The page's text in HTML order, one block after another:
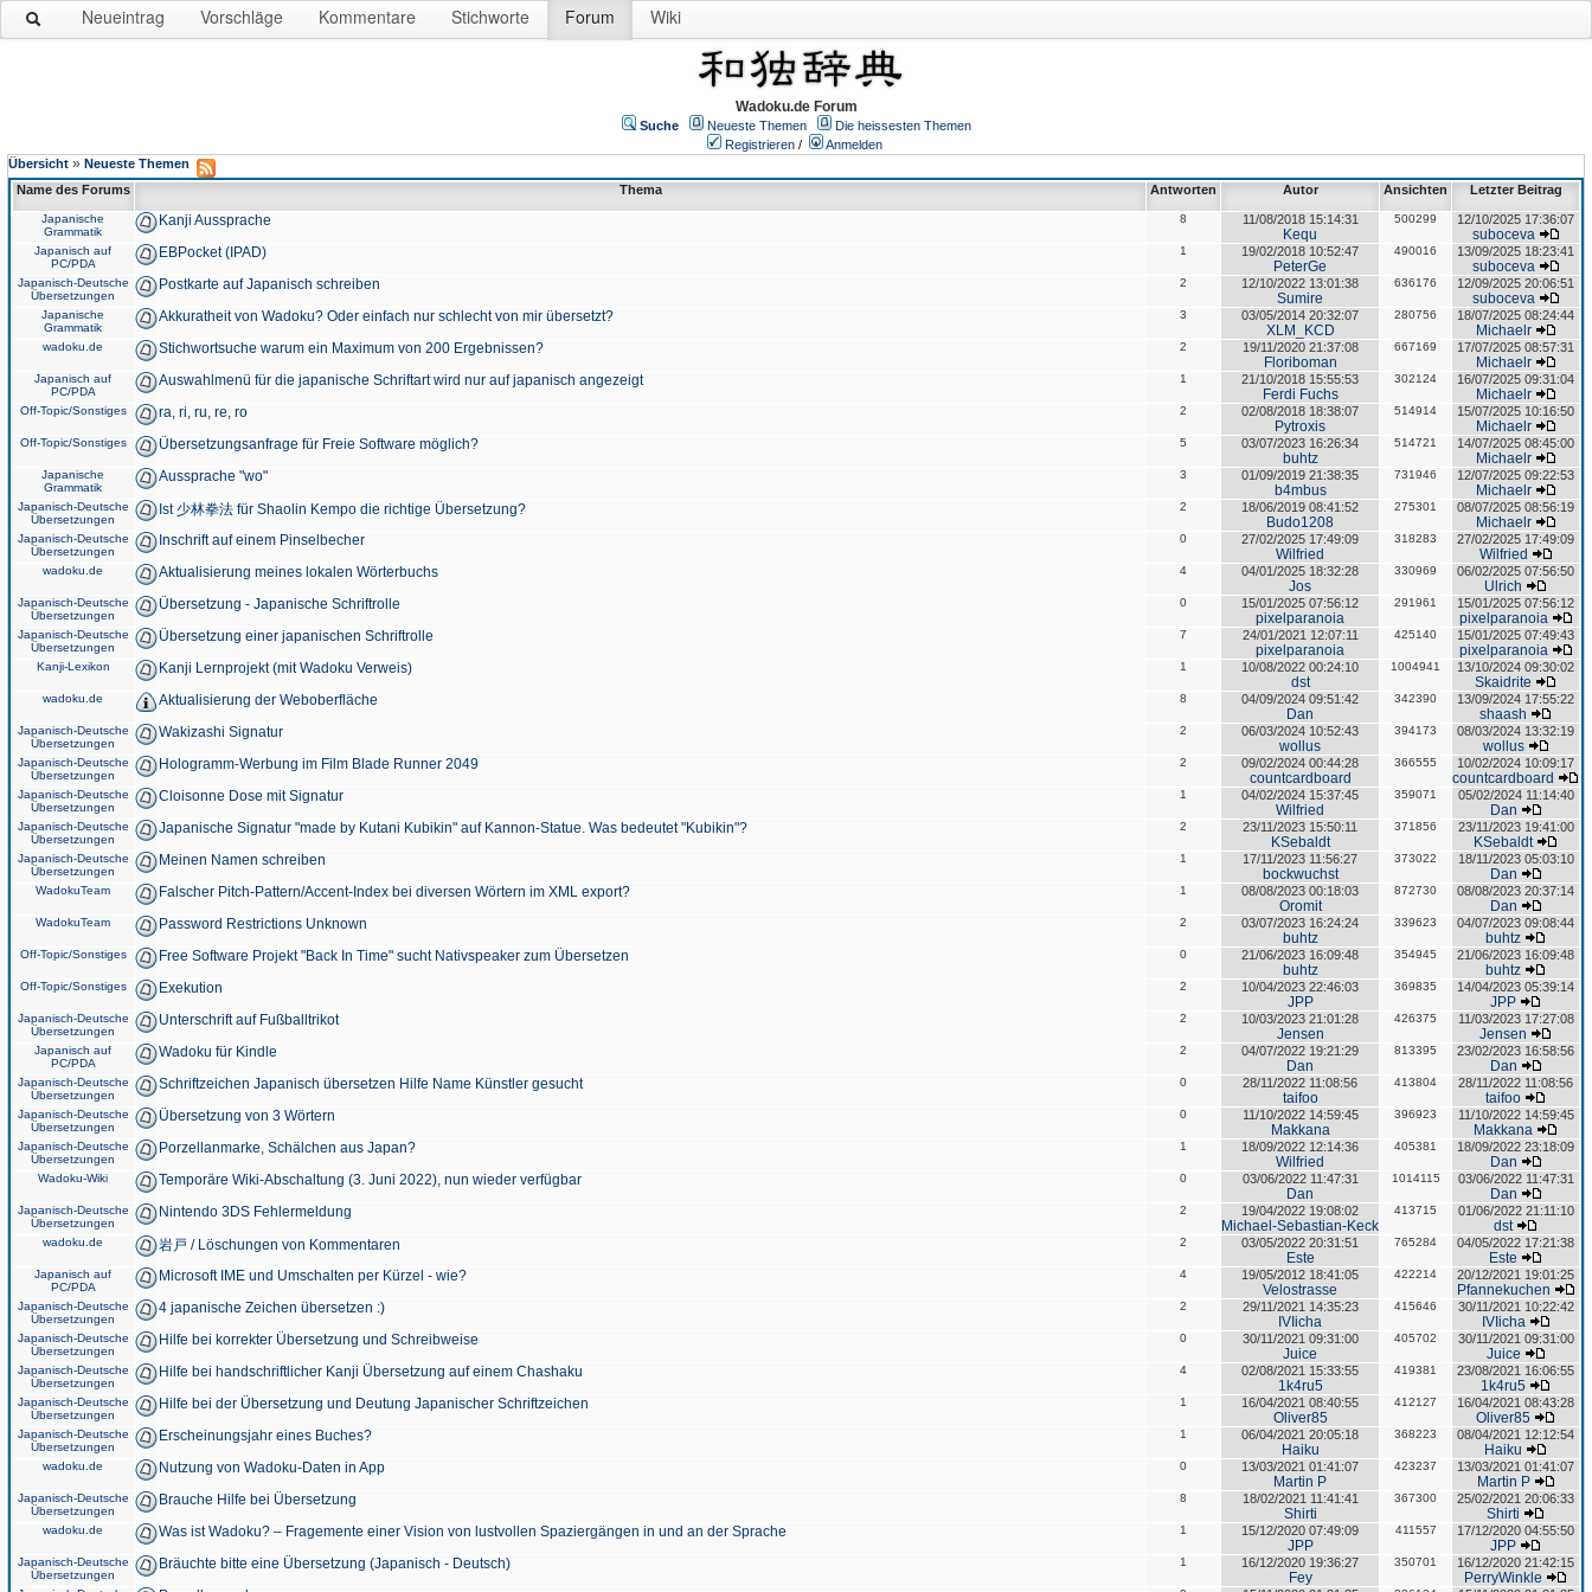
Neueintrag Vorschläge Kommentare Stichworte Forum Wiki
Wadoku.de Forum
Suche Neueste Themen
Die heissesten Themen
Registrieren /
Anmelden
Übersicht » Neueste Themen
Name des Forums
Thema Antworten Autor Ansichten Letzter Beitrag
Japanische
Grammatik
Kanji Aussprache 8 11/08/2018 15:14:31
Kequ
500299 12/10/2025 17:36:07
suboceva
Japanisch auf
PC/PDA
EBPocket (IPAD) 1 19/02/2018 10:52:47
PeterGe
490016 13/09/2025 18:23:41
suboceva
Japanisch-Deutsche
Übersetzungen
Postkarte auf Japanisch schreiben 2 12/10/2022 13:01:38
Sumire
636176 12/09/2025 20:06:51
suboceva
Japanische
Grammatik
Akkuratheit von Wadoku? Oder einfach nur schlecht von mir übersetzt? 3 03/05/2014 20:32:07
XLM_KCD
280756 18/07/2025 08:24:44
Michaelr
wadoku.de Stichwortsuche warum ein Maximum von 200 Ergebnissen? 2 19/11/2020 21:37:08
Floriboman
667169 17/07/2025 08:57:31
Michaelr
Japanisch auf
PC/PDA
Auswahlmenü für die japanische Schriftart wird nur auf japanisch angezeigt 1 21/10/2018 15:55:53
Ferdi Fuchs
302124 16/07/2025 09:31:04
Michaelr
Off-Topic/Sonstiges ra, ri, ru, re, ro 2 02/08/2018 18:38:07
Pytroxis
514914 15/07/2025 10:16:50
Michaelr
Off-Topic/Sonstiges Übersetzungsanfrage für Freie Software möglich? 5 03/07/2023 16:26:34
buhtz
514721 14/07/2025 08:45:00
Michaelr
Japanische
Grammatik
Aussprache "wo" 3 01/09/2019 21:38:35
b4mbus
731946 12/07/2025 09:22:53
Michaelr
Japanisch-Deutsche
Übersetzungen
Ist 少林拳法 für Shaolin Kempo die richtige Übersetzung? 2 18/06/2019 08:41:52
Budo1208
275301 08/07/2025 08:56:19
Michaelr
Japanisch-Deutsche
Übersetzungen
Inschrift auf einem Pinselbecher 0 27/02/2025 17:49:09
Wilfried
318283 27/02/2025 17:49:09
Wilfried
wadoku.de Aktualisierung meines lokalen Wörterbuchs 4 04/01/2025 18:32:28
Jos
330969 06/02/2025 07:56:50
Ulrich
Japanisch-Deutsche
Übersetzungen
Übersetzung - Japanische Schriftrolle 0 15/01/2025 07:56:12
pixelparanoia
291961 15/01/2025 07:56:12
pixelparanoia
Japanisch-Deutsche
Übersetzungen
Übersetzung einer japanischen Schriftrolle 7 24/01/2021 12:07:11
pixelparanoia
425140 15/01/2025 07:49:43
pixelparanoia
Kanji-Lexikon Kanji Lernprojekt (mit Wadoku Verweis) 1 10/08/2022 00:24:10
dst
1004941 13/10/2024 09:30:02
Skaidrite
wadoku.de Aktualisierung der Weboberfläche 8 04/09/2024 09:51:42
Dan
342390 13/09/2024 17:55:22
shaash
Japanisch-Deutsche
Übersetzungen
Wakizashi Signatur 2 06/03/2024 10:52:43
wollus
394173 08/03/2024 13:32:19
wollus
Japanisch-Deutsche
Übersetzungen
Hologramm-Werbung im Film Blade Runner 2049 2 09/02/2024 00:44:28
countcardboard
366555 10/02/2024 10:09:17
countcardboard
Japanisch-Deutsche
Übersetzungen
Cloisonne Dose mit Signatur 1 04/02/2024 15:37:45
Wilfried
359071 05/02/2024 11:14:40
Dan
Japanisch-Deutsche
Übersetzungen
Japanische Signatur "made by Kutani Kubikin" auf Kannon-Statue. Was bedeutet "Kubikin"? 2 23/11/2023 15:50:11
KSebaldt
371856 23/11/2023 19:41:00
KSebaldt
Japanisch-Deutsche
Übersetzungen
Meinen Namen schreiben 1 17/11/2023 11:56:27
bockwuchst
373022 18/11/2023 05:03:10
Dan
WadokuTeam Falscher Pitch-Pattern/Accent-Index bei diversen Wörtern im XML export? 1 08/08/2023 00:18:03
Oromit
872730 08/08/2023 20:37:14
Dan
WadokuTeam Password Restrictions Unknown 2 03/07/2023 16:24:24
buhtz
339623 04/07/2023 09:08:44
buhtz
Off-Topic/Sonstiges Free Software Projekt "Back In Time" sucht Nativspeaker zum Übersetzen 0 21/06/2023 16:09:48
buhtz
354945 21/06/2023 16:09:48
buhtz
Off-Topic/Sonstiges Exekution 2 10/04/2023 22:46:03
JPP
369835 14/04/2023 05:39:14
JPP
Japanisch-Deutsche
Übersetzungen
Unterschrift auf Fußballtrikot 2 10/03/2023 21:01:28
Jensen
426375 11/03/2023 17:27:08
Jensen
Japanisch auf
PC/PDA
Wadoku für Kindle 2 04/07/2022 19:21:29
Dan
813395 23/02/2023 16:58:56
Dan
Japanisch-Deutsche
Übersetzungen
Schriftzeichen Japanisch übersetzen Hilfe Name Künstler gesucht 0 28/11/2022 11:08:56
taifoo
413804 28/11/2022 11:08:56
taifoo
Japanisch-Deutsche
Übersetzungen
Übersetzung von 3 Wörtern 0 11/10/2022 14:59:45
Makkana
396923 11/10/2022 14:59:45
Makkana
Japanisch-Deutsche
Übersetzungen
Porzellanmarke, Schälchen aus Japan? 1 18/09/2022 12:14:36
Wilfried
405381 18/09/2022 23:18:09
Dan
Wadoku-Wiki Temporäre Wiki-Abschaltung (3. Juni 2022), nun wieder verfügbar 0 03/06/2022 11:47:31
Dan
1014115 03/06/2022 11:47:31
Dan
Japanisch-Deutsche
Übersetzungen
Nintendo 3DS Fehlermeldung 2 19/04/2022 19:08:02
Michael-Sebastian-Keck
413715 01/06/2022 21:11:10
dst
wadoku.de 岩戸 / Löschungen von Kommentaren 2 03/05/2022 20:31:51
Este
765284 04/05/2022 17:21:38
Este
Japanisch auf
PC/PDA
Microsoft IME und Umschalten per Kürzel - wie? 4 19/05/2012 18:41:05
Velostrasse
422214 20/12/2021 19:01:25
Pfannekuchen
Japanisch-Deutsche
Übersetzungen
4 japanische Zeichen übersetzen :) 2 29/11/2021 14:35:23
IVIicha
415646 30/11/2021 10:22:42
IVIicha
Japanisch-Deutsche
Übersetzungen
Hilfe bei korrekter Übersetzung und Schreibweise 0 30/11/2021 09:31:00
Juice
405702 30/11/2021 09:31:00
Juice
Japanisch-Deutsche
Übersetzungen
Hilfe bei handschriftlicher Kanji Übersetzung auf einem Chashaku 4 02/08/2021 15:33:55
1k4ru5
419381 23/08/2021 16:06:55
1k4ru5
Japanisch-Deutsche
Übersetzungen
Hilfe bei der Übersetzung und Deutung Japanischer Schriftzeichen 1 16/04/2021 08:40:55
Oliver85
412127 16/04/2021 08:43:28
Oliver85
Japanisch-Deutsche
Übersetzungen
Erscheinungsjahr eines Buches? 1 06/04/2021 20:05:18
Haiku
368223 08/04/2021 12:12:54
Haiku
wadoku.de Nutzung von Wadoku-Daten in App 0 13/03/2021 01:41:07
Martin P
423237 13/03/2021 01:41:07
Martin P
Japanisch-Deutsche
Übersetzungen
Brauche Hilfe bei Übersetzung 8 18/02/2021 11:41:41
Shirti
367300 25/02/2021 20:06:33
Shirti
wadoku.de Was ist Wadoku? – Fragemente einer Vision von lustvollen Spaziergängen in und an der Sprache 1 15/12/2020 07:49:09
JPP
411557 17/12/2020 04:55:50
JPP
Japanisch-Deutsche
Übersetzungen
Bräuchte bitte eine Übersetzung (Japanisch - Deutsch) 1 16/12/2020 19:36:27
Fey
350701 16/12/2020 21:42:15
PerryWinkle